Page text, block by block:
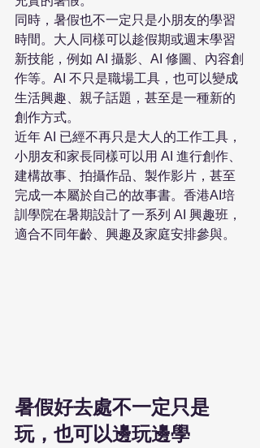
同時，暑假也不一定只是小朋友的學習
時間。大人同樣可以趁假期或週末學習
新技能，例如 AI 攝影、AI 修圖、內容創
作等。AI 不只是職場工具，也可以變成
生活興趣、親子話題，甚至是一種新的
創作方式。
近年 AI 已經不再只是大人的工作工具，
小朋友和家長同樣可以用 AI 進行創作、
建構故事、拍攝作品、製作影片，甚至
完成一本屬於自己的故事書。香港AI培
訓學院在暑期設計了一系列 AI 興趣班，
適合不同年齡、興趣及家庭安排參與。
暑假好去處不一定只是
玩，也可以邊玩邊學